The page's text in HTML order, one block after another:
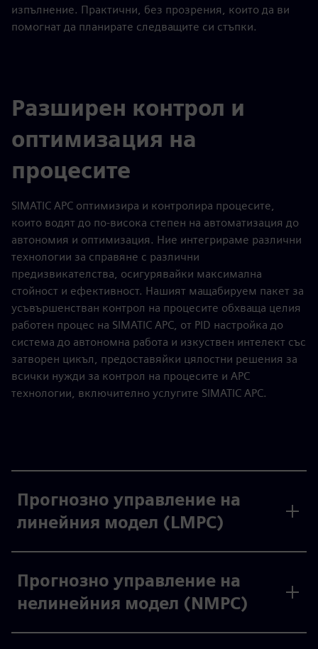
изпълнение. Практични, без прозрения, които да ви
помогнат да планирате следващите си стъпки.
Разширен контрол и
оптимизация на
процесите
SIMATIC APC оптимизира и контролира процесите,
които водят до по-висока степен на автоматизация до
автономия и оптимизация. Ние интегрираме различни
технологии за справяне с различни
предизвикателства, осигурявайки максимална
стойност и ефективност. Нашият мащабируем пакет за
усъвършенстван контрол на процесите обхваща целия
работен процес на SIMATIC APC, от PID настройка до
система до автономна работа и изкуствен интелект със
затворен цикъл, предоставяйки цялостни решения за
всички нужди за контрол на процесите и APC
технологии, включително услугите SIMATIC APC.
Прогнозно управление на
линейния модел (LMPC)
Прогнозно управление на
нелинейния модел (NMPC)